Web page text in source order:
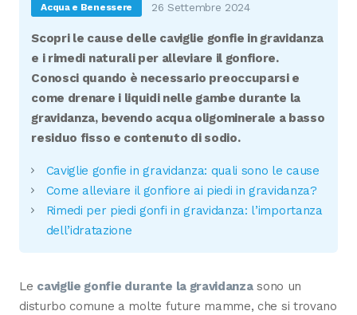
Acqua e Benessere 26 Settembre 2024
Scopri le cause delle caviglie gonfie in gravidanza
e i rimedi naturali per alleviare il gonfiore.
Conosci quando è necessario preoccuparsi e
come drenare i liquidi nelle gambe durante la
gravidanza, bevendo acqua oligominerale a basso
residuo fisso e contenuto di sodio.
Caviglie gonfie in gravidanza: quali sono le cause
Come alleviare il gonfiore ai piedi in gravidanza?
Rimedi per piedi gonfi in gravidanza: l’importanza
dell’idratazione
Le caviglie gonfie durante la gravidanzasono un
disturbo comune a molte future mamme, che si trovano